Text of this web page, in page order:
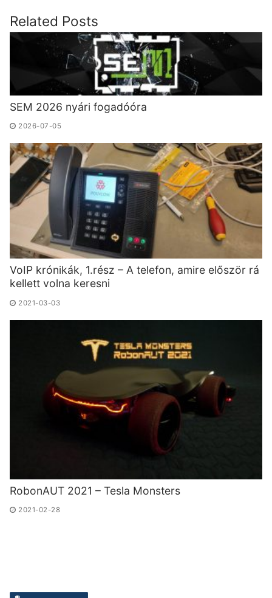
Related Posts
SEM 2026 nyári fogadóóra
2026-07-05
VoIP krónikák, 1.rész – A telefon, amire először rá
kellett volna keresni
2021-03-03
RobonAUT 2021 – Tesla Monsters
2021-02-28